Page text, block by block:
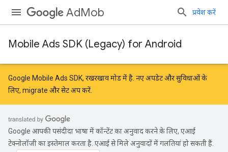
AdMob प्रवेश करें
Mobile Ads SDK (Legacy) for Android
Google Mobile Ads SDK, रखरखाव मोड में है. नए अपडेट और सुविधाओं के
लिए, migrate औरसेट अप करें
Google आपकी पसंदीदा भाषा में कॉन्टेंट का अनुवाद करने के लिए, एआई
टेक्नोलॉजी का इस्तेमाल करता है. एआई से मिले अनुवादों में गलतियां हो सकती हैं.